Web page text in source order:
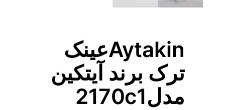
Aytakinعینک
ترک برند آیتکین
مدل2170c1